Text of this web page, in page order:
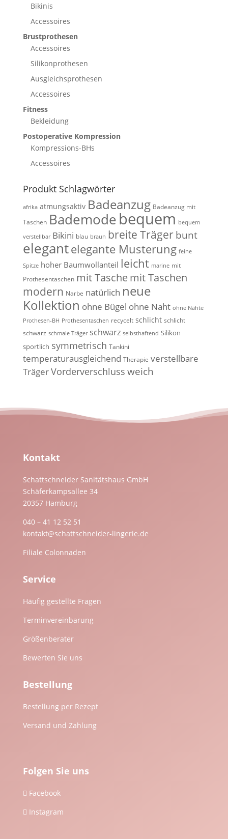
Bikinis
Accessoires
Brustprothesen
Accessoires
Silikonprothesen
Ausgleichsprothesen
Accessoires
Fitness
Bekleidung
Postoperative Kompression
Kompressions-BHs
Accessoires
Produkt Schlagwörter
afrika atmungsaktiv Badeanzug Badeanzug mit
Taschen Bademodebequem bequem
verstellbar Bikini blau braun breite Träger bunt
elegantelegante Musterung feine
Spitze hoher Baumwollanteil leicht marine mit
Prothesentaschen mit Taschemit Taschen
modern Narbe natürlich neue
Kollektion ohne Bügel ohne Naht ohne Nähte
Prothesen-BH Prothesentaschen recycelt schlicht schlicht
schwarz schmale Träger schwarz selbsthaftend Silikon
sportlich symmetrisch Tankini
temperaturausgleichend Therapie verstellbare
TrägerVorderverschluss weich
Kontakt
Schattschneider Sanitätshaus GmbH
Schäferkampsallee 34
20357 Hamburg
040 – 41 12 52 51
kontakt@schattschneider-lingerie.de
Filiale Colonnaden
Service
Häufig gestellte Fragen
Terminvereinbarung
Größenberater
Bewerten Sie uns
Bestellung
Bestellung per Rezept
Versand und Zahlung
Folgen Sie uns
 Facebook
 Instagram